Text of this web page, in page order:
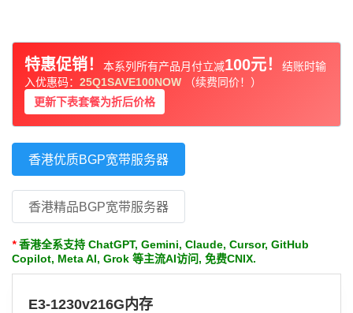
特惠促销！ 本系列所有产品月付立减100元！
结账时输
入优惠码： 25Q1SAVE100NOW （续费同价！）
更新下表套餐为折后价格
香港优质BGP宽带服务器
香港精品BGP宽带服务器
*香港全系支持 ChatGPT, Gemini, Claude, Cursor, GitHub
Copilot, Meta AI, Grok 等主流AI访问, 免费CNIX.
E3-1230v216G内存